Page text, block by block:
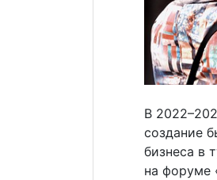
В
создание
бизнеса в
на форуме